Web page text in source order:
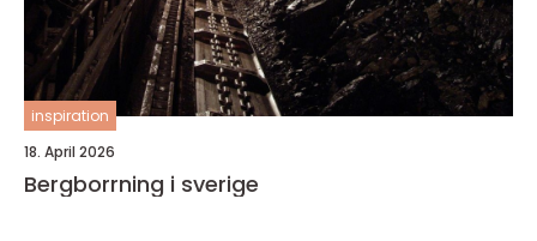
inspiration
18. April 2026
Bergborrning i sverige